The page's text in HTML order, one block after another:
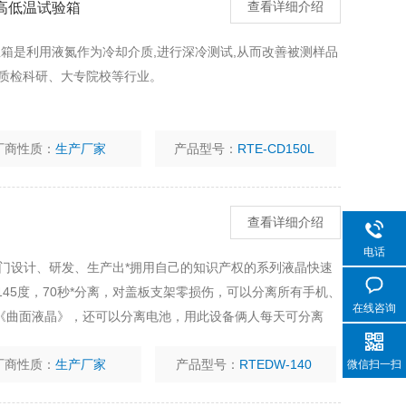
低温试验箱 查看详细介绍
是利用液氮作为冷却介质,进行深冷测试,从而改善被测样品
检科研、大专院校等行业。
商性质：生产厂家 产品型号： RTE-CD150L
查看详细介绍
设计、研发、生产出*拥用自己的知识产权的系列液晶快速
度，70秒*分离，对盖板支架零损伤，可以分离所有手机、
面液晶》，还可以分离电池，用此设备俩人每天可分离
商性质：生产厂家 产品型号： RTEDW-140
电话
在线咨询
微信扫一扫